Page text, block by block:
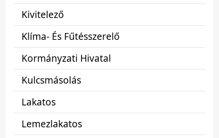
Kivitelező
Klíma- És Fűtésszerelő
Kormányzati Hivatal
Kulcsmásolás
Lakatos
Lemezlakatos